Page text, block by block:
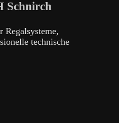
Schnirch
Regalsysteme,
technische